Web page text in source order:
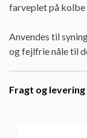
farveplet på
Anvendes til
og fejlfrie nåle til
Fragt og levering